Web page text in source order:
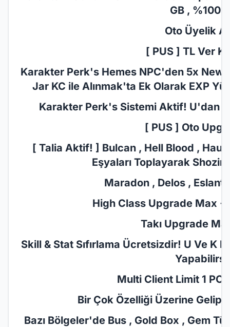
GB , %100
Oto Üyelik
[ PUS ] TL Ver
Karakter Perk's Hemes NPC'den 5x New
Jar KC ile Alınmak'ta Ek Olarak EXP
Karakter Perk's Sistemi​ Aktif! U'dan
[ PUS ] Oto
[ Talia Aktif! ] Bulcan , Hell Blood ,
Eşyaları Toplayarak
Maradon , Delos , Eslant
High Class Upgrade Max
Takı Upgrade
Skill & Stat Sıfırlama Ücretsizdir! U Ve K
Multi Client Limit 1 PC
Bir Çok Özelliği Üzerine Gelip
Bazı Bölgeler'de Bus , Gold Box , Gem